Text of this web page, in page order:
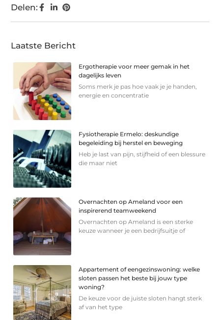
Delen:
Laatste Bericht
Ergotherapie voor meer gemak in het
dagelijks leven
Soms merk je pas hoe vaak je je handen,
energie en concentratie
Fysiotherapie Ermelo: deskundige
begeleiding bij herstel en beweging
Heb je last van pijn, stijfheid of een blessure
die maar niet
Overnachten op Ameland voor een
inspirerend teamweekend
Overnachten op Ameland is een sterke
keuze wanneer je een bedrijfsuitje of
Appartement of eengezinswoning: welke
sloten passen het beste bij jouw type
woning?
De keuze voor de juiste sloten hangt sterk
af van het type